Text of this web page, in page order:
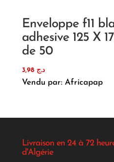
Enveloppe f11
adhesive 125 X
de 50
د.ج 3,98
Vendu par: Africapap
Livraison en 24 à 72
d'Algérie